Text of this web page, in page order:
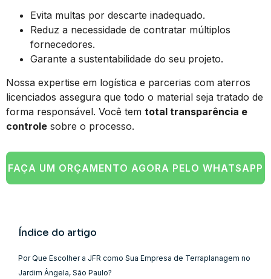
Evita multas por descarte inadequado.
Reduz a necessidade de contratar múltiplos
fornecedores.
Garante a sustentabilidade do seu projeto.
Nossa expertise em logística e parcerias com aterros
licenciados assegura que todo o material seja tratado de
forma responsável. Você tem total transparência e
controle sobre o processo.
FAÇA UM ORÇAMENTO AGORA PELO WHATSAPP
Índice do artigo
Por Que Escolher a JFR como Sua Empresa de Terraplanagem no
Jardim Ângela, São Paulo?